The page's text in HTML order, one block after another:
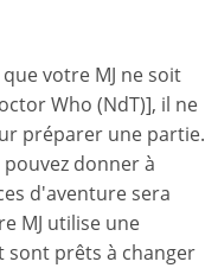
votre MJ ne soit
Who (NdT)], il ne
préparer une partie.
donner à
d'aventure sera
MJ utilise une
sont prêts à changer